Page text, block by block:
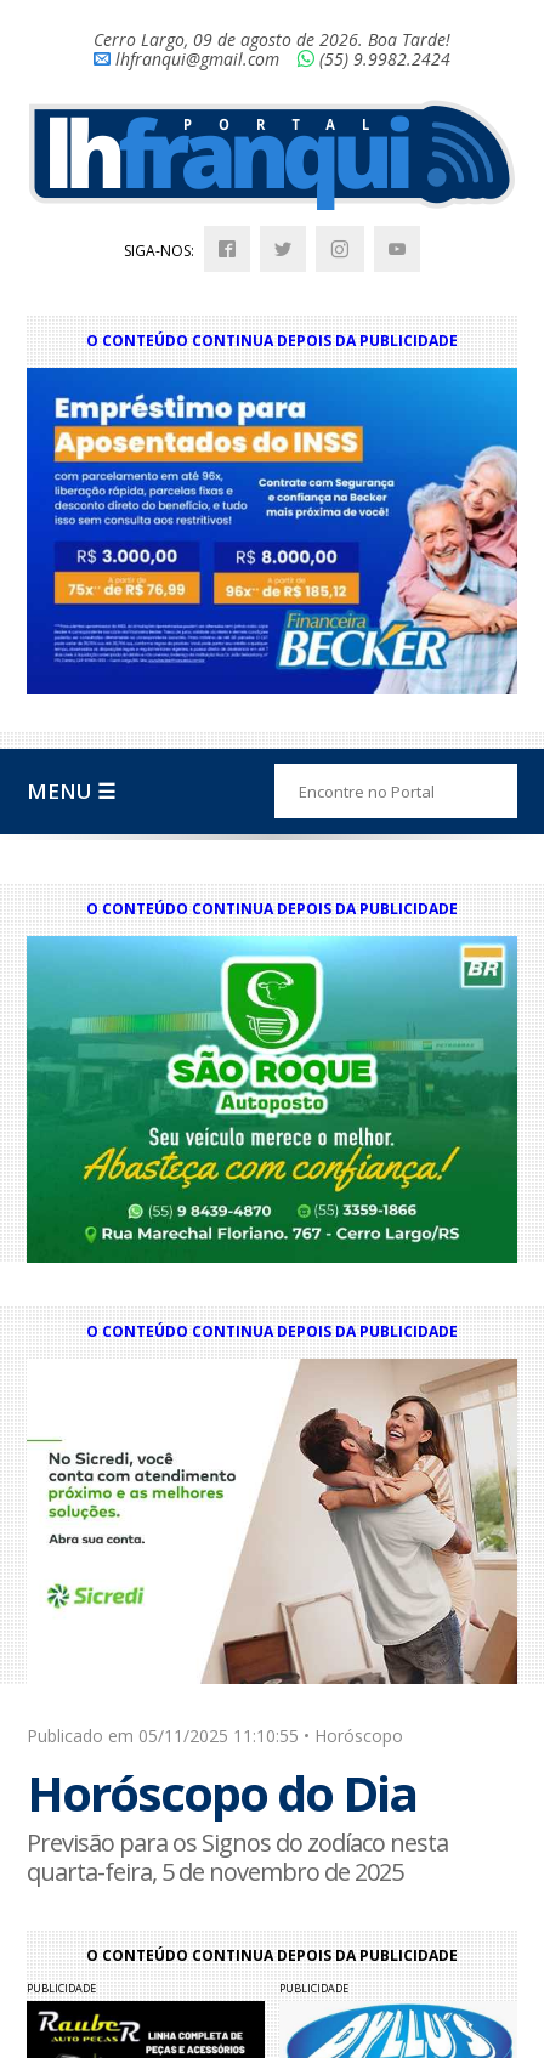
Cerro Largo, 09 de agosto de 2026. Boa Tarde!
lhfranqui@gmail.com
(55) 9.9982.2424
SIGA-NOS:
O CONTEÚDO CONTINUA DEPOIS DA PUBLICIDADE
MENU ☰
O CONTEÚDO CONTINUA DEPOIS DA PUBLICIDADE
O CONTEÚDO CONTINUA DEPOIS DA PUBLICIDADE
Publicado em 05/11/2025 11:10:55 • Horóscopo
Horóscopo do Dia
Previsão para os Signos do zodíaco nesta
quarta-feira, 5 de novembro de 2025
O CONTEÚDO CONTINUA DEPOIS DA PUBLICIDADE
PUBLICIDADE PUBLICIDADE